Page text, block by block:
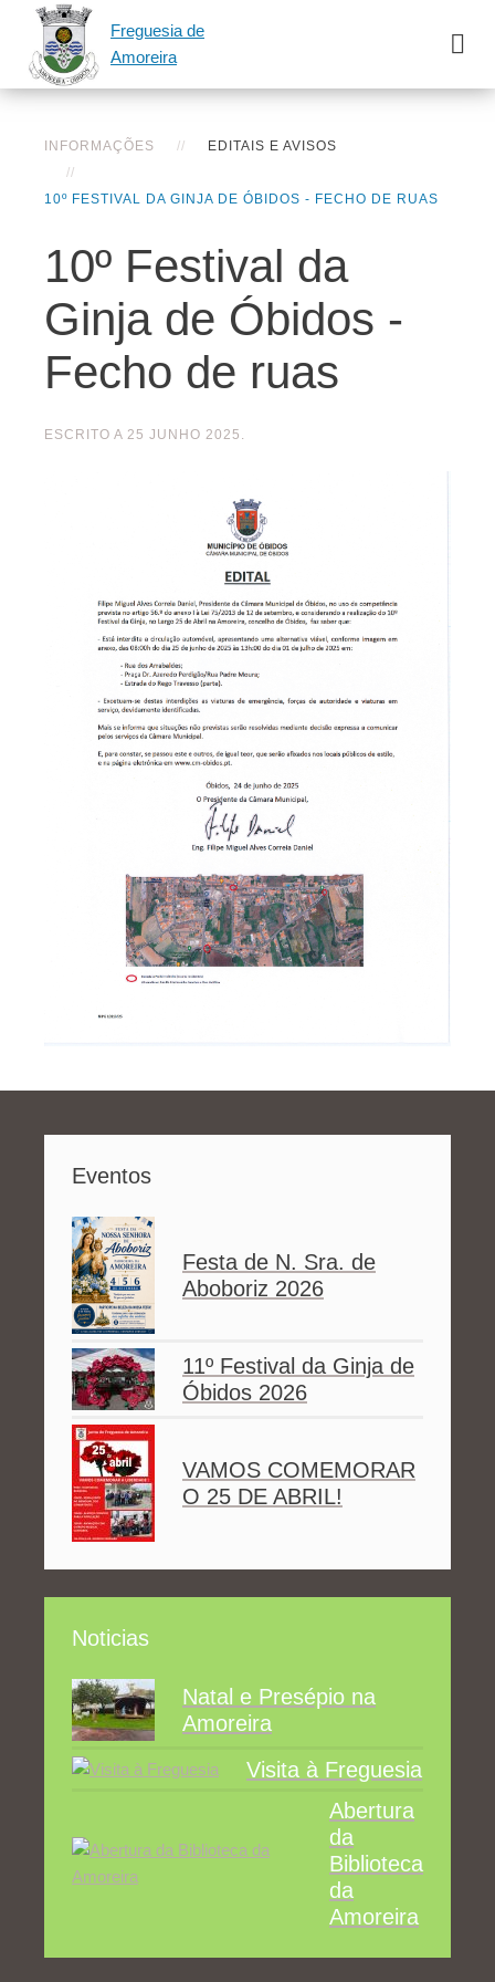
Freguesia de
Amoreira
INFORMAÇÕES EDITAIS E AVISOS
10º FESTIVAL DA GINJA DE ÓBIDOS - FECHO DE RUAS
10º Festival da
Ginja de Óbidos -
Fecho de ruas
ESCRITO A 25 JUNHO 2025 .
Eventos
Festa de N. Sra. de
Aboboriz 2026
11º Festival da Ginja de
Óbidos 2026
VAMOS COMEMORAR
O 25 DE ABRIL!
Noticias
Natal e Presépio na
Amoreira
Visita à Freguesia
Abertura
da
Biblioteca
da
Amoreira